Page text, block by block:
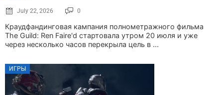
July 22, 2026 0
Краудфандинговая кампания полнометражного фильма
The Guild: Ren Faire'd стартовала утром 20 июля и уже
через несколько часов перекрыла цель в ...
ИГРЫ